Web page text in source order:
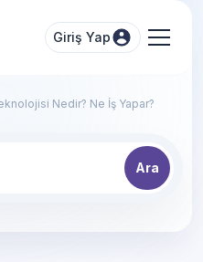
Giriş Yap
Nedir? Ne İş Yapar?
Ara